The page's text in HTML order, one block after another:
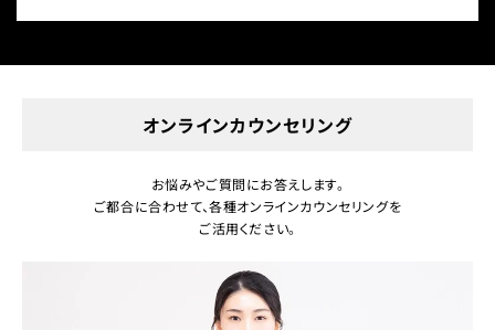
オンラインカウンセリング
お悩みやご質問にお答えします。
ご都合に合わせて、各種オンラインカウンセリングを
ご活用ください。